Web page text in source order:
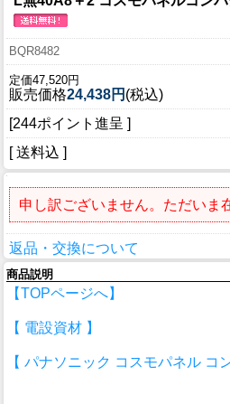
BQR8482
定価47,520円
販売価格24,438円 (税込)
[244ポイント進呈 ]
[ 送料込 ]
申し訳ございません。ただいま
返品・交換について
商品説明
【TOPページへ】
【 電設資材 】
【 パナソニック コスモパネル コ